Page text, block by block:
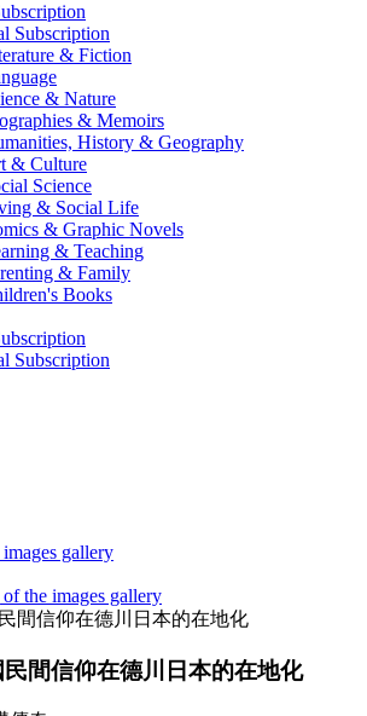
Subscription
& Fiction
& Nature
& Memoirs
History & Geography
& Culture
Science
& Social Life
& Graphic Novels
& Teaching
& Family
Books
Subscription
gallery
the images gallery
間信仰在德川日本的在地化